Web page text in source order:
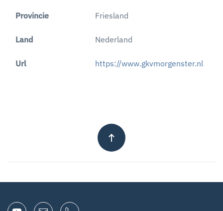
Provincie Friesland
Land Nederland
Url https://www.gkvmorgenster.nl